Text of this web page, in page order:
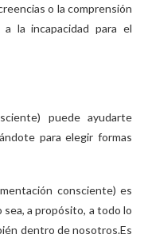
o la comprensión
la incapacidad para el
puede ayudarte
para elegir formas
consciente) es
a propósito, a todo lo
dentro de nosotros.Es